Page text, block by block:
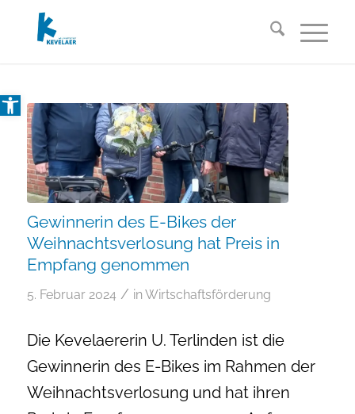
Open toolbar
Gewinnerin des E-Bikes der
Weihnachtsverlosung hat Preis in
Empfang genommen
5. Februar 2024 / in Wirtschaftsförderung
Die Kevelaererin U. Terlinden ist die
Gewinnerin des E-Bikes im Rahmen der
Weihnachtsverlosung und hat ihren